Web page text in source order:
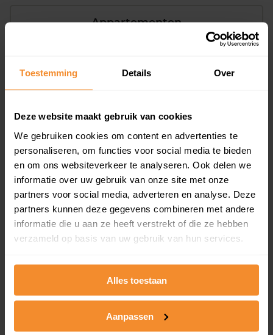
Toestemming Details Over
Deze website maakt gebruik van cookies
We gebruiken cookies om content en advertenties te
personaliseren, om functies voor social media te bieden
en om ons websiteverkeer te analyseren. Ook delen we
informatie over uw gebruik van onze site met onze
partners voor social media, adverteren en analyse. Deze
partners kunnen deze gegevens combineren met andere
informatie die u aan ze heeft verstrekt of die ze hebben
verzameld op basis van uw gebruik van hun services.
Alles toestaan
Aanpassen
Appartementen
aandeel van totale woningen
Bouwjaar
T/m 1945
14%